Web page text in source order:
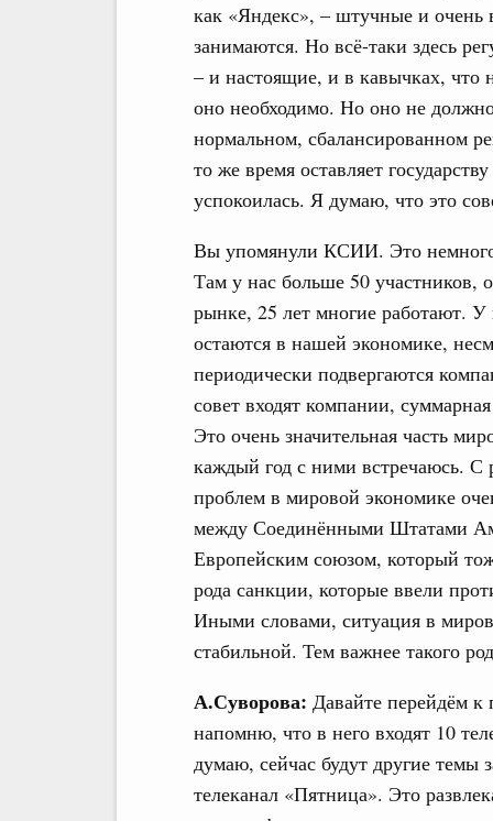
как «Яндекс», – штучные и
занимаются. Но всё-таки здесь
– и настоящие, и в кавычках, что
оно необходимо. Но оно не
нормальном, сбалансированном
то же время оставляет
успокоилась. Я думаю, что это
Вы упомянули КСИИ. Это немного
Там у нас больше 50 участников,
рынке, 25 лет многие работают.
остаются в нашей экономике,
периодически подвергаются
совет входят компании,
Это очень значительная часть
каждый год с ними встречаюсь. С
проблем в мировой экономике
между Соединёнными Штатами
Европейским союзом, который
рода санкции, которые ввели
Иными словами, ситуация в
стабильной. Тем важнее такого
А.Суворова: Давайте перейдём к
напомню, что в него входят 10
думаю, сейчас будут другие темы
телеканал «Пятница». Это